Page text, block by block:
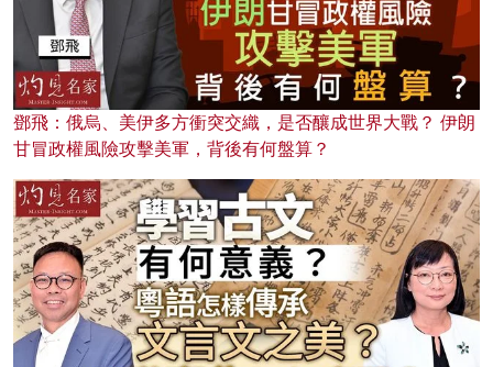
鄧飛：俄烏、美伊多方衝突交織，是否釀成世界大戰？ 伊朗
甘冒政權風險攻擊美軍，背後有何盤算？